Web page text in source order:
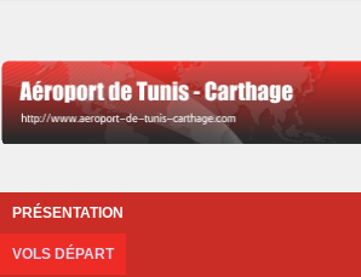
PRÉSENTATION
VOLS DÉPART